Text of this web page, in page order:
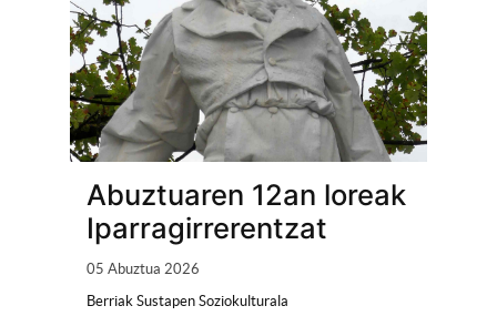
Abuztuaren 12an loreak
Iparragirrerentzat
05 Abuztua 2026
Berriak Sustapen Soziokulturala